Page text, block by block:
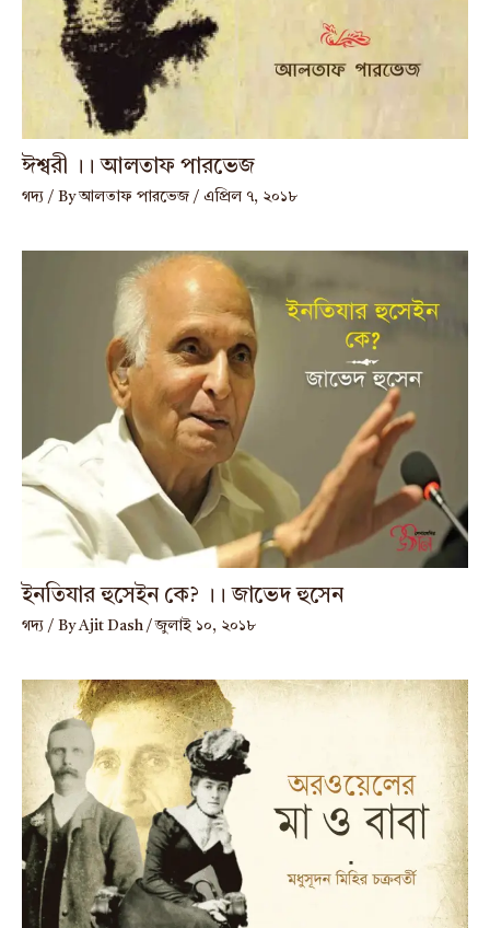
ঈশ্বরী ।। আলতাফ পারভেজ
গদ্য / Byআলতাফ পারভেজ / এপ্রিল ৭, ২০১৮
ইনতিযার হুসেইন কে? ।। জাভেদ হুসেন
গদ্য / By Ajit Dash /জুলাই ১০, ২০১৮